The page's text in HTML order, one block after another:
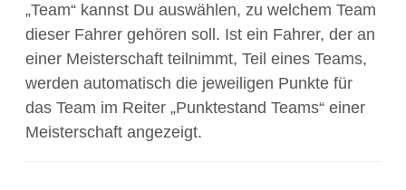
„Team“ kannst Du auswählen, zu welchem Team
dieser Fahrer gehören soll. Ist ein Fahrer, der an
einer Meisterschaft teilnimmt, Teil eines Teams,
werden automatisch die jeweiligen Punkte für
das Team im Reiter „Punktestand Teams“ einer
Meisterschaft angezeigt.